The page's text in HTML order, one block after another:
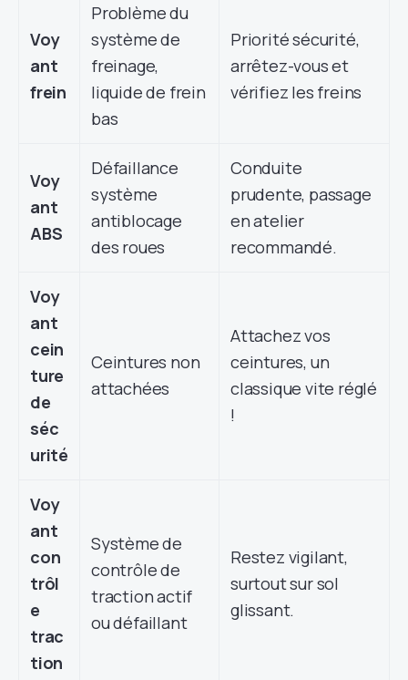
Voy
ant
frein
Problème du
système de
freinage,
liquide de frein
bas
Priorité sécurité,
arrêtez-vous et
vérifiez les freins
Voy
ant
ABS
Défaillance
système
antiblocage
des roues
Conduite
prudente, passage
en atelier
recommandé.
Voy
ant
cein
ture
de
séc
urité
Ceintures non
attachées
Attachez vos
ceintures, un
classique vite réglé
!
Voy
ant
con
trôl
e
trac
tion
Système de
contrôle de
traction actif
ou défaillant
Restez vigilant,
surtout sur sol
glissant.